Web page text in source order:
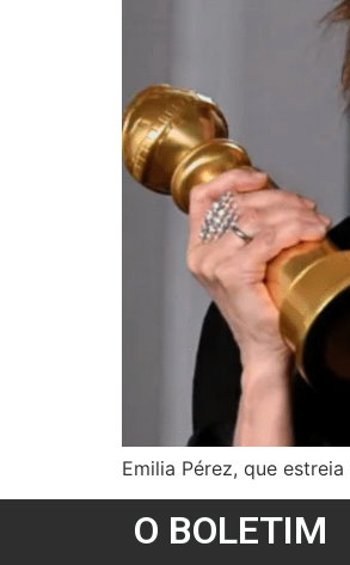
Emilia Pérez, que
O BOLETIM